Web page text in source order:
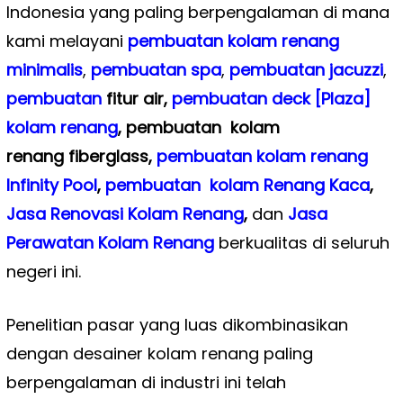
Indonesia yang paling berpengalaman di mana
kami melayani pembuatan kolam renang
minimalis, pembuatan spa, pembuatan jacuzzi,
pembuatan fitur air, pembuatan deck [Plaza]
kolam renang, pembuatan kolam
renang fiberglass, pembuatan kolam renang
Infinity Pool, pembuatan kolam Renang Kaca,
Jasa Renovasi Kolam Renang, dan Jasa
Perawatan Kolam Renangberkualitas di seluruh
negeri ini.
Penelitian pasar yang luas dikombinasikan
dengan desainer kolam renang paling
berpengalaman di industri ini telah